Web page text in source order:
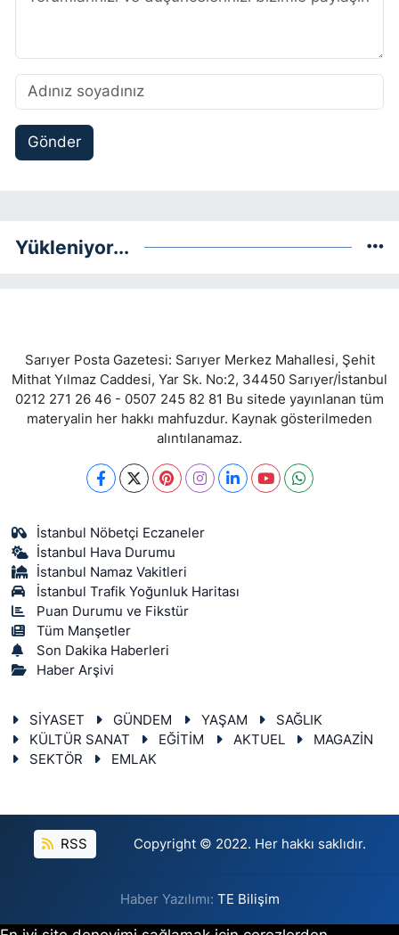
Gönder
Yükleniyor...
Sarıyer Posta Gazetesi: Sarıyer Merkez Mahallesi, Şehit
Mithat Yılmaz Caddesi, Yar Sk. No:2, 34450 Sarıyer/İstanbul
0212 271 26 46 - 0507 245 82 81 Bu sitede yayınlanan tüm
materyalin her hakkı mahfuzdur. Kaynak gösterilmeden
alıntılanamaz.
İstanbul Nöbetçi Eczaneler
İstanbul Hava Durumu
İstanbul Namaz Vakitleri
İstanbul Trafik Yoğunluk Haritası
Puan Durumu ve Fikstür
Tüm Manşetler
Son Dakika Haberleri
Haber Arşivi
SİYASET GÜNDEM YAŞAM
SAĞLIK
KÜLTÜR SANAT
EĞİTİM AKTUEL
MAGAZİN
SEKTÖR
EMLAK
RSS Copyright © 2022. Her hakkı saklıdır.
Haber Yazılımı: TE Bilişim